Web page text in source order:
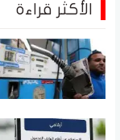
الأكثر قراءة